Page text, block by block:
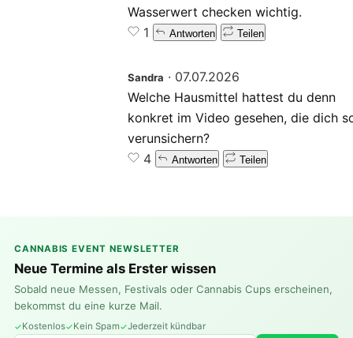
Wasserwert checken wichtig.
1
Antworten Teilen
Sandra · 07.07.2026
Welche Hausmittel hattest du denn
konkret im Video gesehen, die dich
verunsichern?
4
Antworten Teilen
CANNABIS EVENT NEWSLETTER
Neue Termine als Erster wissen
Sobald neue Messen, Festivals oder Cannabis Cups erscheinen,
bekommst du eine kurze Mail.
Kostenlos Kein Spam Jederzeit kündbar